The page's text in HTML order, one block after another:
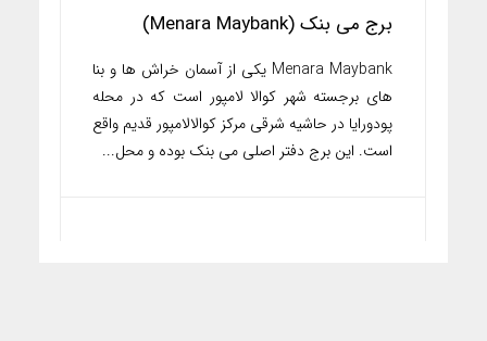
برج می بنک (Menara Maybank)
Menara Maybank یکی از آسمان خراش ها و بنا
های برجسته شهر کوالا لامپور است که در محله
پودورایا در حاشیه شرقی مرکز کوالالامپور قدیم واقع
است. این برج دفتر اصلی می بنک بوده و محل...